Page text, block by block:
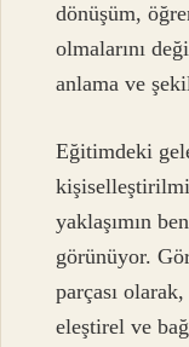
dönüşüm,
olmalarını
anlama ve
Eğitimdeki
yaklaşımın
görünüyor.
parçası
eleştirel ve